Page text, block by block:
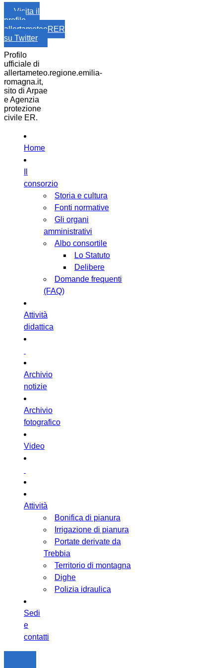
Visita il
profilo
allertameteoRER
su Twitter
Profilo
ufficiale di
allertameteo.regione.emilia-
romagna.it,
sito di Arpae
e Agenzia
protezione
civile ER.
Home
consorzio
Storia e cultura
Fonti normative
Gli organi
amministrativi
Albo consortile
Lo Statuto
Delibere
Domande frequenti
(FAQ)
Attività
didattica
Archivio
notizie
Archivio
fotografico
Video
Attività
Bonifica di pianura
Irrigazione di pianura
Portate derivate da
Trebbia
Territorio di montagna
Dighe
Polizia idraulica
Sedi
e
contatti